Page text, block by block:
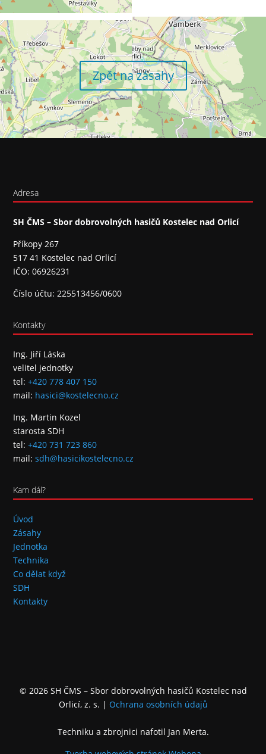
Zpět na zásahy
Adresa
SH ČMS – Sbor dobrovolných hasičů Kostelec nad Orlicí
Příkopy 267
517 41 Kostelec nad Orlicí
IČO: 06926231
Číslo účtu: 225513456/0600
Kontakty
Ing. Jiří Láska
velitel jednotky
tel:+420 778 407 150
mail: hasici@kostelecno.cz
Ing. Martin Kozel
starosta SDH
tel:+420 731 723 860
mail:sdh@hasicikostelecno.cz
Kam dál?
Úvod
Zásahy
Jednotka
Technika
Co dělat když
SDH
Kontakty
© 2026 SH ČMS – Sbor dobrovolných hasičů Kostelec nad
Orlicí, z. s. | Ochrana osobních údajů
Techniku a zbrojnici nafotil Jan Merta.